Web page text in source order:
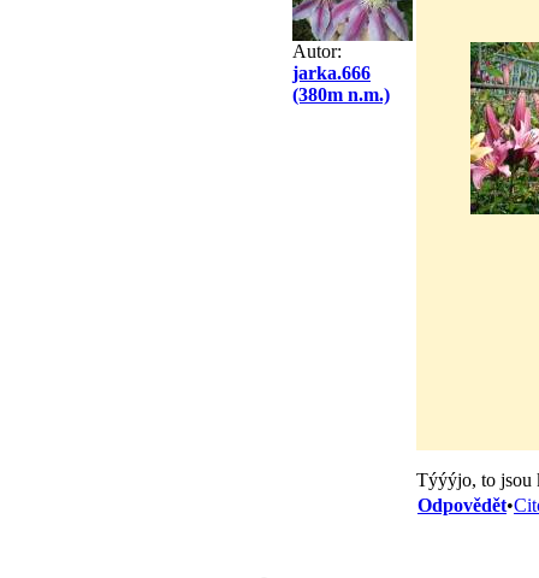
Autor:
jarka.666
(380m n.m.)
Týýýjo, to jsou
Odpovědět•